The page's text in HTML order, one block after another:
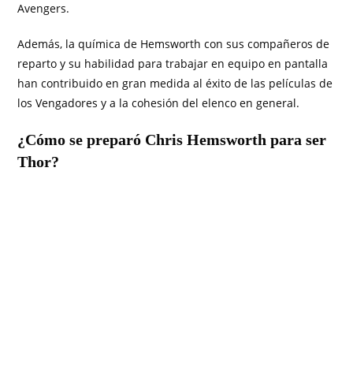
Avengers.
Además, la química de Hemsworth con sus compañeros de
reparto y su habilidad para trabajar en equipo en pantalla
han contribuido en gran medida al éxito de las películas de
los Vengadores y a la cohesión del elenco en general.
¿Cómo se preparó Chris Hemsworth para ser
Thor?